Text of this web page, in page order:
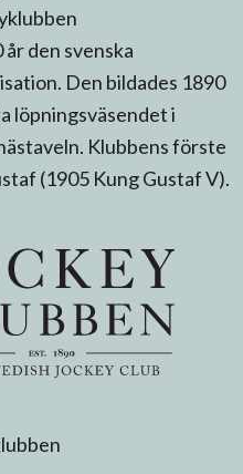
år den svenska
Den bildades 1890
löpningsväsendet i
Klubbens förste
(1905 Kung Gustaf V).